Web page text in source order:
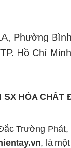
SX HÓA CHẤT
phối các loại
đáp ứng nhu
tốt nhất.
đến sự hài